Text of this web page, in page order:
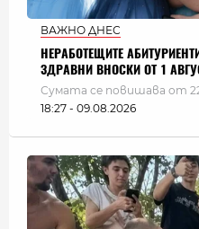
ВАЖНО ДНЕС
НЕРАБОТЕЩИТЕ
ЗДРАВНИ ВНОСКИ ОТ 1
Сумата се повишава от
18:27 - 09.08.2026